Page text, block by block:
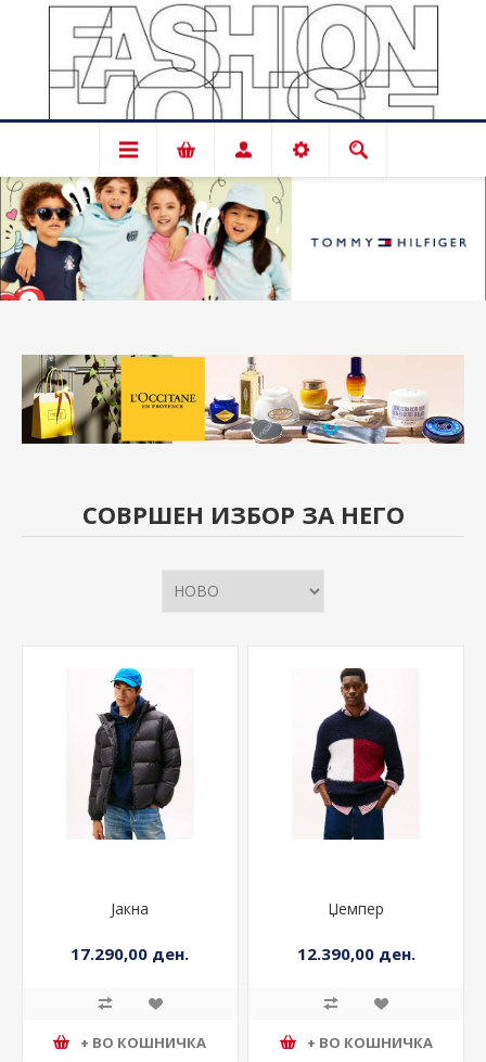
СОВРШЕН ИЗБОР ЗА НЕГО
Јакна
17.290,00 ден.
+ ВО КОШНИЧКА
Џемпер
12.390,00 ден.
+ ВО КОШНИЧКА